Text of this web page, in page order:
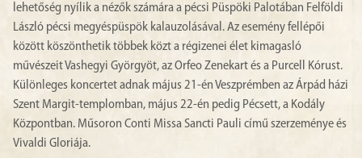
lehetőség nyílik a nézők számára a pécsi Püspöki Palotában Felföldi
László pécsi megyéspüspök kalauzolásával. Az esemény fellépői
között köszönthetik többek közt a régizenei élet kimagasló
művészeit Vashegyi Györgyöt, az Orfeo Zenekart és a Purcell Kórust.
Különleges koncertet adnak május 21-én Veszprémben az Árpád házi
Szent Margit-templomban, május 22-én pedig Pécsett, a Kodály
Központban. Műsoron Conti Missa Sancti Pauli című szerzeménye és
Vivaldi Gloriája.